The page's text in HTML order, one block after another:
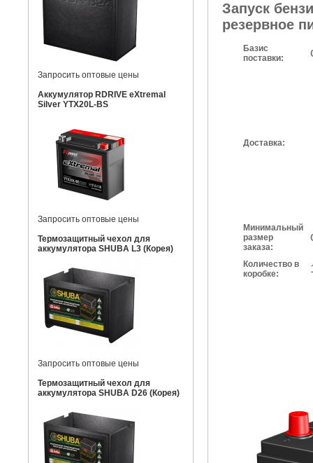
Запросить оптовые цены
Аккумулятор RDRIVE eXtremal
Silver YTX20L-BS
Запросить оптовые цены
Термозащитный чехол для
аккумулятора SHUBA L3 (Корея)
Запросить оптовые цены
Термозащитный чехол для
аккумулятора SHUBA D26 (Корея)
Запуск
резервное
Базис
поставки:
Доставка:
Минимальный
размер
заказа:
Количество в
коробке: